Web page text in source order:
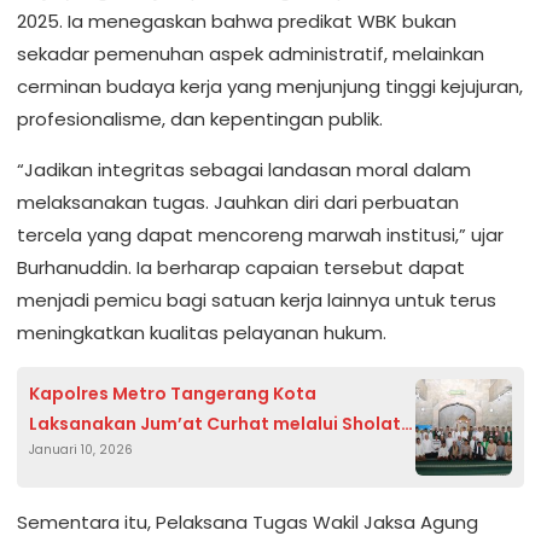
2025. Ia menegaskan bahwa predikat WBK bukan
sekadar pemenuhan aspek administratif, melainkan
cerminan budaya kerja yang menjunjung tinggi kejujuran,
profesionalisme, dan kepentingan publik.
“Jadikan integritas sebagai landasan moral dalam
melaksanakan tugas. Jauhkan diri dari perbuatan
tercela yang dapat mencoreng marwah institusi,” ujar
Burhanuddin. Ia berharap capaian tersebut dapat
menjadi pemicu bagi satuan kerja lainnya untuk terus
meningkatkan kualitas pelayanan hukum.
Kapolres Metro Tangerang Kota
Laksanakan Jum’at Curhat melalui Sholat
Jum’at Keliling di Batuceper
Januari 10, 2026
Sementara itu, Pelaksana Tugas Wakil Jaksa Agung